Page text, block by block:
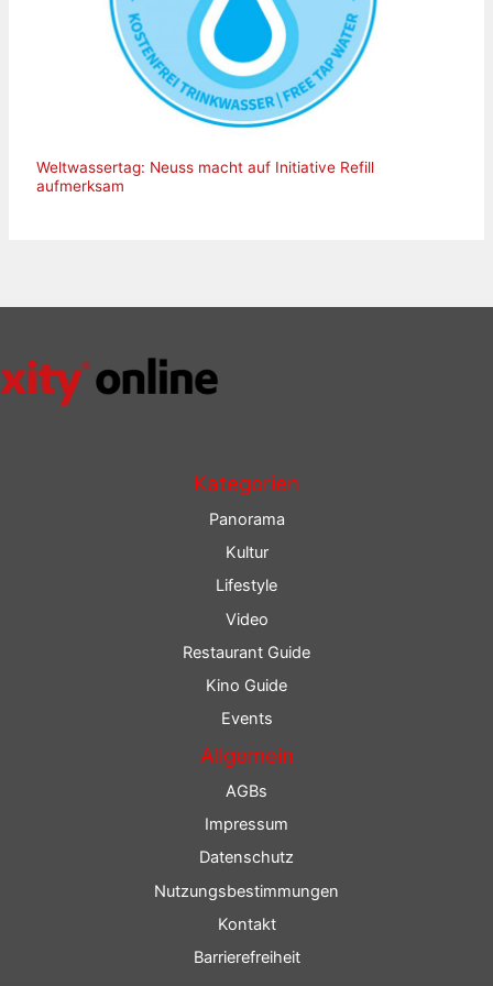
Weltwassertag: Neuss macht auf Initiative Refill
aufmerksam
Kategorien
Panorama
Kultur
Lifestyle
Video
Restaurant Guide
Kino Guide
Events
Allgemein
AGBs
Impressum
Datenschutz
Nutzungsbestimmungen
Kontakt
Barrierefreiheit